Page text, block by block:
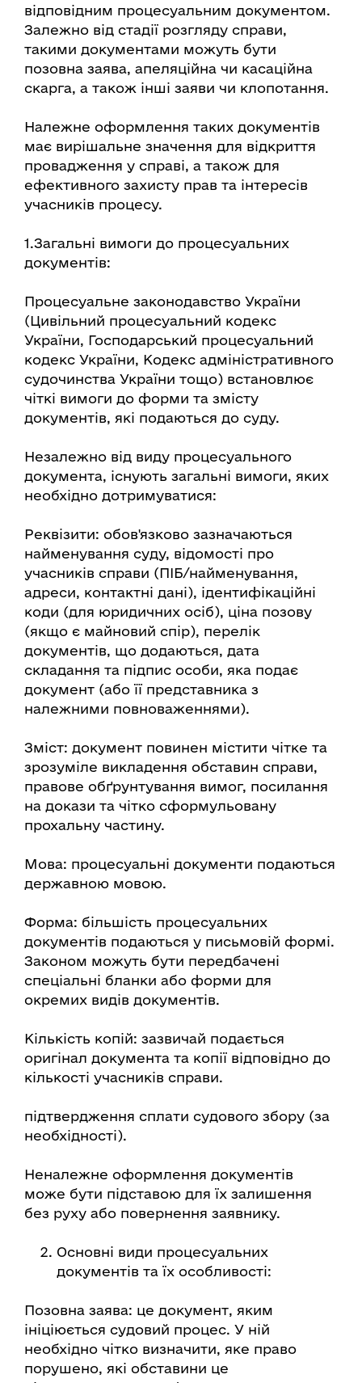
відповідним процесуальним документом.
Залежно від стадії розгляду справи,
такими документами можуть бути
позовна заява, апеляційна чи касаційна
скарга, а також інші заяви чи клопотання.
Належне оформлення таких документів
має вирішальне значення для відкриття
провадження у справі, а також для
ефективного захисту прав та інтересів
учасників процесу.
1.Загальні вимоги до процесуальних
документів:
Процесуальне законодавство України
(Цивільний процесуальний кодекс
України, Господарський процесуальний
кодекс України, Кодекс адміністративного
судочинства України тощо) встановлює
чіткі вимоги до форми та змісту
документів, які подаються до суду.
Незалежно від виду процесуального
документа, існують загальні вимоги, яких
необхідно дотримуватися:
Реквізити: обов'язково зазначаються
найменування суду, відомості про
учасників справи (ПІБ/найменування,
адреси, контактні дані), ідентифікаційні
коди (для юридичних осіб), ціна позову
(якщо є майновий спір), перелік
документів, що додаються, дата
складання та підпис особи, яка подає
документ (або її представника з
належними повноваженнями).
Зміст: документ повинен містити чітке та
зрозуміле викладення обставин справи,
правове обґрунтування вимог, посилання
на докази та чітко сформульовану
прохальну частину.
Мова: процесуальні документи подаються
державною мовою.
Форма: більшість процесуальних
документів подаються у письмовій формі.
Законом можуть бути передбачені
спеціальні бланки або форми для
окремих видів документів.
Кількість копій: зазвичай подається
оригінал документа та копії відповідно до
кількості учасників справи.
підтвердження сплати судового збору (за
необхідності).
Неналежне оформлення документів
може бути підставою для їх залишення
без руху або повернення заявнику.
Основні види процесуальних
документів та їх особливості:
Позовна заява: це документ, яким
ініціюється судовий процес. У ній
необхідно чітко визначити, яке право
порушено, які обставини це